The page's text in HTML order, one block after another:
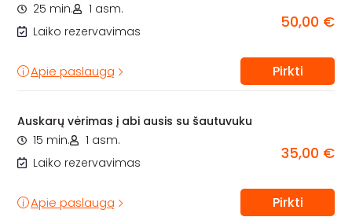
25 min.
1 asm.
Laiko rezervavimas
50,00 €
Apie paslaugą Pirkti
Auskarų vėrimas į abi ausis su šautuvuku
15 min.
1 asm.
Laiko rezervavimas
35,00 €
Apie paslaugą Pirkti